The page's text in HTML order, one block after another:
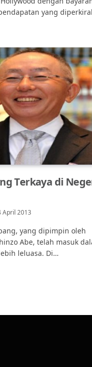
yang
Terkaya di
April 2013
yang dipimpin oleh
Abe, telah masuk
leluasa. Di…